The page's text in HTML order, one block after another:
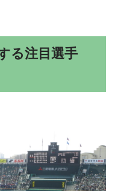
る注目選手